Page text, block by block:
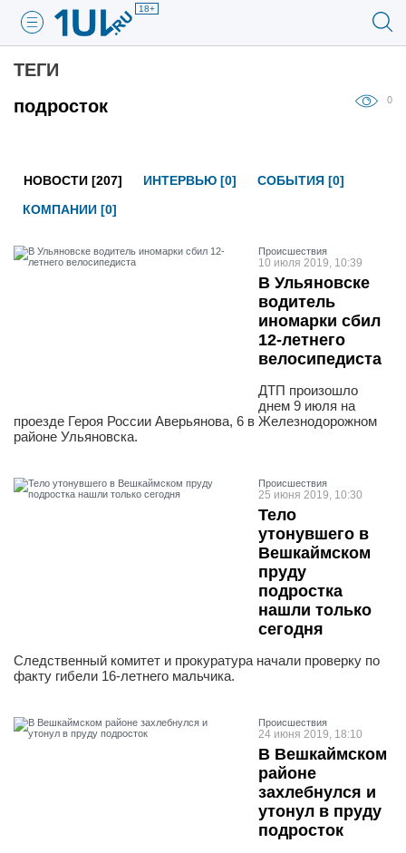
18+
ТЕГИ
подросток
0
НОВОСТИ [207] ИНТЕРВЬЮ [0]
СОБЫТИЯ [0]
КОМПАНИИ [0]
Проиcшествия
10 июля 2019, 10:39
В Ульяновске
водитель
иномарки сбил
12-летнего
велосипедиста
ДТП произошло
днем 9 июля на
проезде Героя России Аверьянова, 6 в Железнодорожном
районе Ульяновска.
Проиcшествия
25 июня 2019, 10:30
Тело
утонувшего в
Вешкаймском
пруду
подростка
нашли только
сегодня
Следственный комитет и прокуратура начали проверку по
факту гибели 16-летнего мальчика.
Проиcшествия
24 июня 2019, 18:10
В Вешкаймском
районе
захлебнулся и
утонул в пруду
подросток